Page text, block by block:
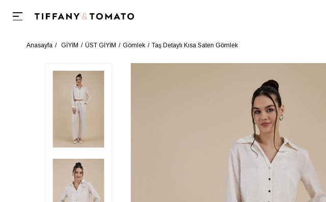
Anasayfa GİYİM ÜST GİYİM Gömlek Taş Detaylı Kısa Saten Gömlek